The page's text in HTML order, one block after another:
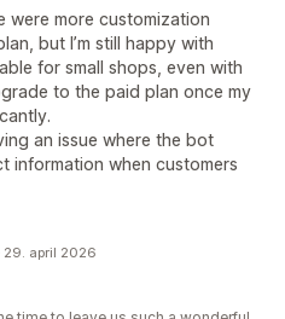
were more customization
but I’m still happy with
for small shops, even with
to the paid plan once my
an issue where the bot
information when customers
29. april 2026